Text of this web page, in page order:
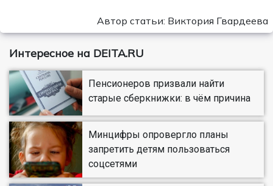
Автор статьи: Виктория Гвардеева
Интересное на DEITA.RU
Пенсионеров призвали найти
старые сберкнижки: в чём причина
Минцифры опровергло планы
запретить детям пользоваться
соцсетями